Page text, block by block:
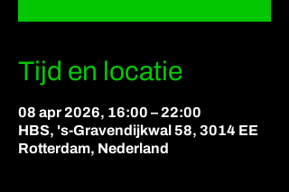
Tijd en locatie
08 apr 2026, 16:00 – 22:00
HBS, 's-Gravendijkwal 58, 3014 EE
Rotterdam, Nederland